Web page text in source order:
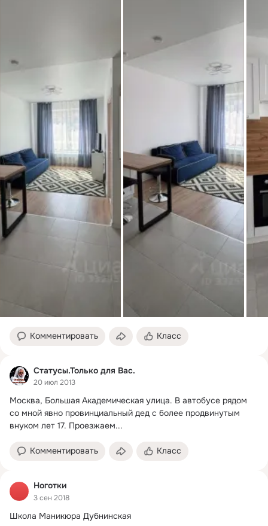
Комментировать Класс
Статусы.Только для Вас.
20 июл 2013
Москва, Большая Академическая улица. В автобусе рядом
со мной явно провинциальный дед с более продвинутым
внуком лет 17. Проезжаем...
Комментировать Класс
Ноготки
3 сен 2018
Школа Маникюра Дубнинская